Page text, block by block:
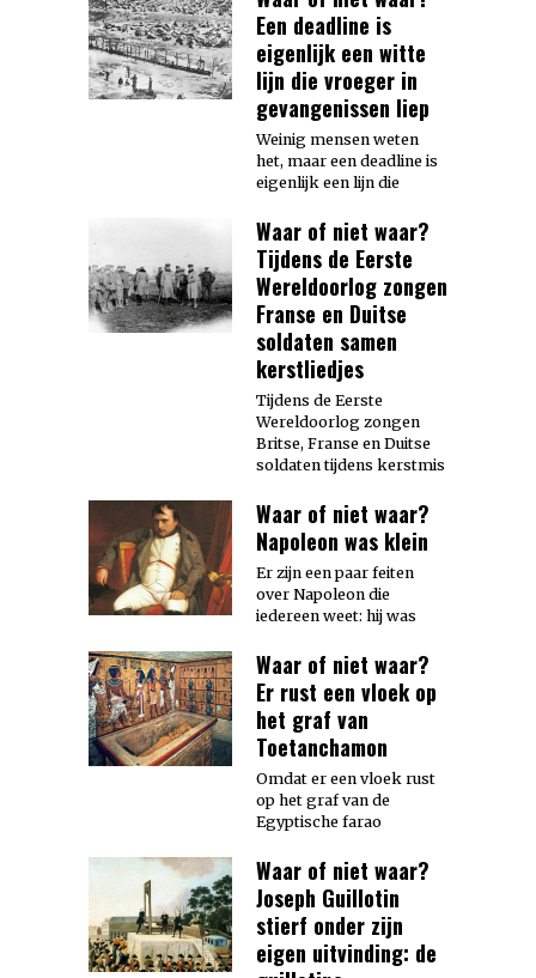
Een deadline is
eigenlijk een witte
lijn die vroeger in
gevangenissen liep
Weinig mensen weten
het, maar een deadline is
eigenlijk een lijn die
Waar of niet waar?
Tijdens de Eerste
Wereldoorlog zongen
Franse en Duitse
soldaten samen
kerstliedjes
Tijdens de Eerste
Wereldoorlog zongen
Britse, Franse en Duitse
soldaten tijdens kerstmis
Waar of niet waar?
Napoleon was klein
Er zijn een paar feiten
over Napoleon die
iedereen weet: hij was
Waar of niet waar?
Er rust een vloek op
het graf van
Toetanchamon
Omdat er een vloek rust
op het graf van de
Egyptische farao
Waar of niet waar?
Joseph Guillotin
stierf onder zijn
eigen uitvinding: de